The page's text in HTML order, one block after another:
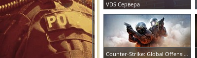
VDS Сервера
ЗАКАЗАТЬ СЕРВЕР
Counter-Strike: Global Offensive